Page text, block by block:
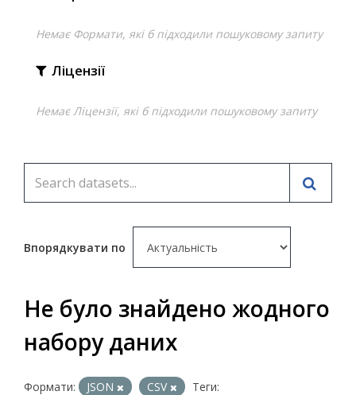
Немає Формати, які б підходили пошуковому запиту
Ліцензії
Немає Ліцензії, які б підходили пошуковому запиту
Впорядкувати по
Не було знайдено жодного
набору даних
Формати: JSON CSV
Теги: